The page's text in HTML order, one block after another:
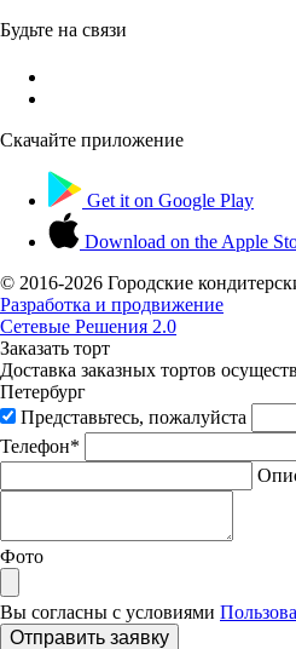
Будьте на связи
Скачайте приложение
Get it on Google Play
Download on the Apple
© 2016-2026 Городские
Разработка и продвижение
Сетевые Решения 2.0
Заказать торт
Доставка заказных тортов
Петербург
Представьтесь, пожалуйста
Телефон*
Фото
Вы согласны с условиями
Отправить заявку